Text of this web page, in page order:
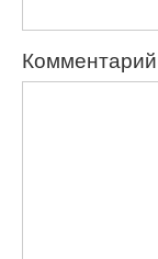
Комментарий